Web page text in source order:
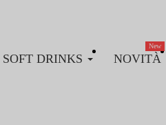
SOFT DRINKS NOVITÀ
New